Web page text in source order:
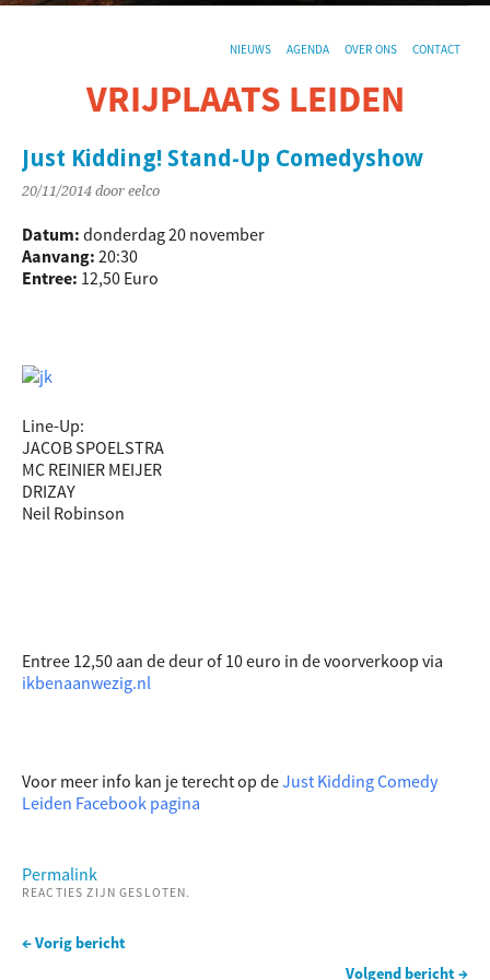
NIEUWS AGENDA OVER ONS CONTACT
VRIJPLAATS LEIDEN
Just Kidding! Stand-Up Comedyshow
20/11/2014 door eelco
Datum: donderdag 20 november
Aanvang: 20:30
Entree: 12,50 Euro
Line-Up:
JACOB SPOELSTRA
MC REINIER MEIJER
DRIZAY
Neil Robinson
Entree 12,50 aan de deur of 10 euro in de voorverkoop via
ikbenaanwezig.nl
Voor meer info kan je terecht op deJust Kidding Comedy
Leiden Facebook pagina
Permalink
REACTIES ZIJN GESLOTEN.
← Vorig bericht
Volgend bericht →